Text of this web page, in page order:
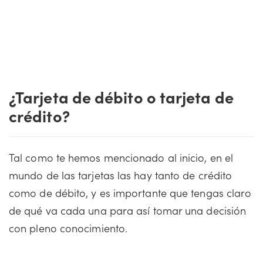
¿Tarjeta de débito o tarjeta de
crédito?
Tal como te hemos mencionado al inicio, en el
mundo de las tarjetas las hay tanto de crédito
como de débito, y es importante que tengas claro
de qué va cada una para así tomar una decisión
con pleno conocimiento.